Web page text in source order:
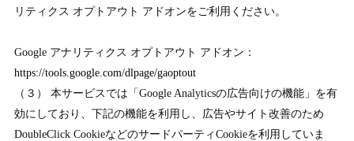
リティクス オプトアウト アドオンをご利用ください。
Google アナリティクス オプトアウト アドオン：
https://tools.google.com/dlpage/gaoptout
（３） 本サービスでは「Google Analyticsの広告向けの機能」を有
効にしており、下記の機能を利用し、広告やサイト改善のため
DoubleClick CookieなどのサードパーティCookieを利用していま